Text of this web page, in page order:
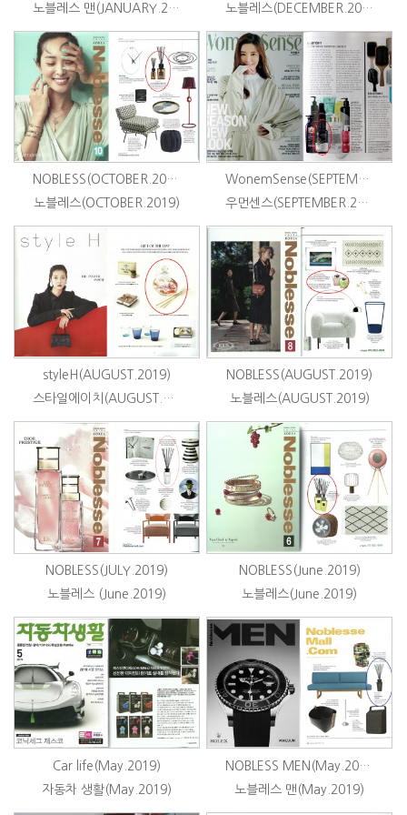
노블레스 맨(JANUARY.2020) 노블레스(DECEMBER.2019)
NOBLESS(OCTOBER.2019)
노블레스(OCTOBER.2019)
WonemSense(SEPTEMBER.2019)
우먼센스(SEPTEMBER.2019)
styleH(AUGUST.2019)
스타일에이치(AUGUST.2019)
NOBLESS(AUGUST.2019)
노블레스(AUGUST.2019)
NOBLESS(JULY.2019)
노블레스 (June.2019)
NOBLESS(June.2019)
노블레스(June.2019)
Car life(May.2019)
자동차 생활(May.2019)
NOBLESS MEN(May.2019)
노블레스 맨(May.2019)